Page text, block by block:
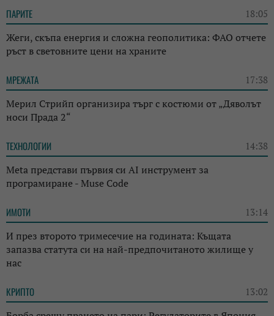
ПАРИТЕ 18:05
Жеги, скъпа енергия и сложна геополитика: ФАО отчете
ръст в световните цени на храните
МРЕЖАТА 17:38
Мерил Стрийп организира търг с костюми от „Дяволът
носи Прада 2“
ТЕХНОЛОГИИ 14:38
Meta представи първия си AI инструмент за
програмиране - Muse Code
ИМОТИ 13:14
И през второто тримесечие на годината: Къщата
запазва статута си на най-предпочитаното жилище у
нас
КРИПТО 13:02